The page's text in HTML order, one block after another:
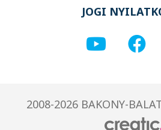
JOGI
2008-2026 BAKONY-